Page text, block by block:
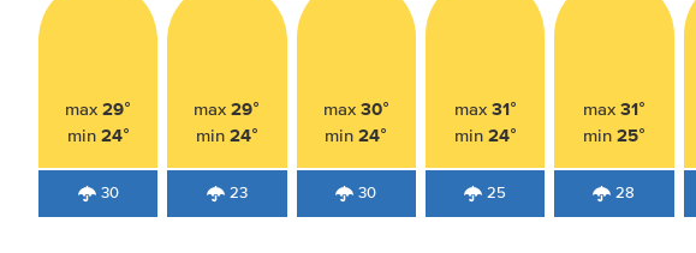
max29°
min 24°
30
max29°
min 24°
23
max 30°
min24°
30
max 31°
min 24°
25
max 31°
min 25°
28